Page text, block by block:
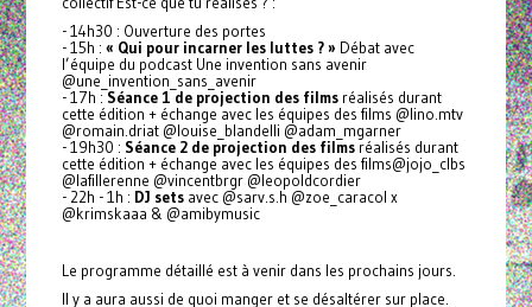
- 14h30 : Ouverture des portes
- 15h : « Qui pour incarner les luttes ? » Débat avec
l’équipe du podcast Une invention sans avenir
@une_invention_sans_avenir
- 17h : Séance 1 de projection des filmsréalisés durant
cette édition + échange avec les équipes des films @lino.mtv
@romain.driat @louise_blandelli @adam_mgarner
- 19h30 : Séance 2 de projection des filmsréalisés durant
cette édition + échange avec les équipes des films@jojo_clbs
@lafillerenne @vincentbrgr @leopoldcordier
- 22h - 1h : DJ setsavec @sarv.s.h @zoe_caracol x
@krimskaaa & @amibymusic
Le programme détaillé est à venir dans les prochains jours.
Il y a aura aussi de quoi manger et se désaltérer sur place.